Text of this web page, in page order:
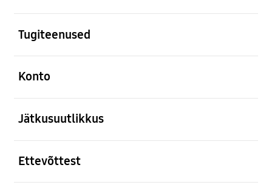
Tugiteenused
Konto
Jätkusuutlikkus
Ettevõttest